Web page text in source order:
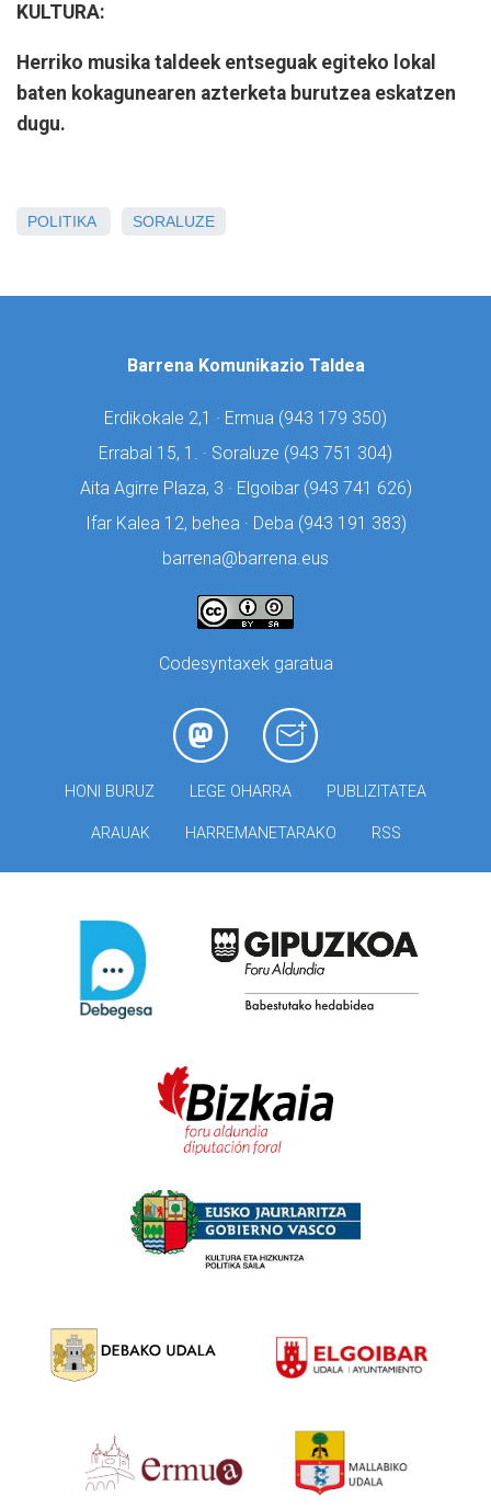
KULTURA:
Herriko musika taldeek entseguak egiteko lokal
baten kokagunearen azterketa burutzea eskatzen
dugu.
POLITIKA SORALUZE
Barrena Komunikazio Taldea
Erdikokale 2,1 · Ermua (943 179 350)
Errabal 15, 1. · Soraluze (943 751 304)
Aita Agirre Plaza, 3 · Elgoibar (943 741 626)
Ifar Kalea 12, behea · Deba (943 191 383)
barrena@barrena.eus
Codesyntaxek garatua
HONI BURUZ LEGE OHARRA PUBLIZITATEA
ARAUAK HARREMANETARAKO RSS